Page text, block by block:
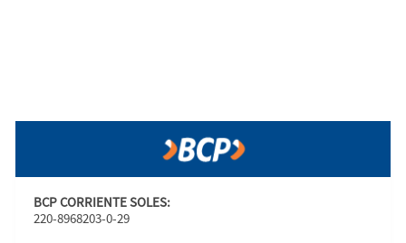
BCP CORRIENTE SOLES:
220-8968203-0-29